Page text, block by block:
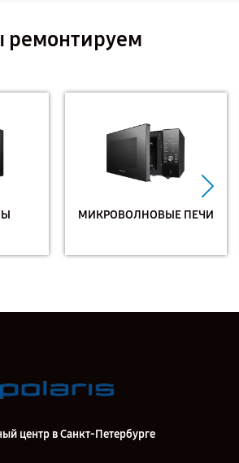
МИКРОВОЛНОВЫЕ ПЕЧИ
центр в Санкт-Петербурге